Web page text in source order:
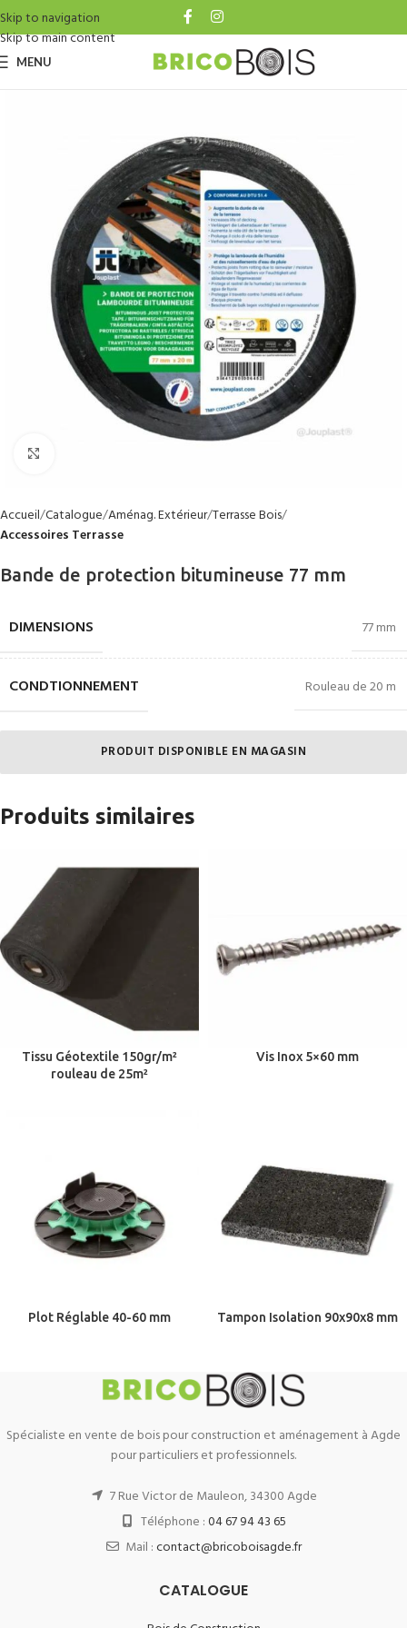
Skip to navigation
Skip to main content
MENU
Accueil Catalogue Aménag. Extérieur Terrasse Bois
Accessoires Terrasse
Bande de protection bitumineuse 77 mm
DIMENSIONS 77 mm
CONDTIONNEMENT Rouleau de 20 m
PRODUIT DISPONIBLE EN MAGASIN
Produits similaires
Tissu Géotextile 150gr/m²
rouleau de 25m²
Vis Inox 5×60 mm
Plot Réglable 40-60 mm Tampon Isolation 90x90x8 mm
Spécialiste en vente de bois pour construction et aménagement à Agde
pour particuliers et professionnels.
7 Rue Victor de Mauleon, 34300 Agde
Téléphone :04 67 94 43 65
Mail :contact@bricoboisagde.fr
CATALOGUE